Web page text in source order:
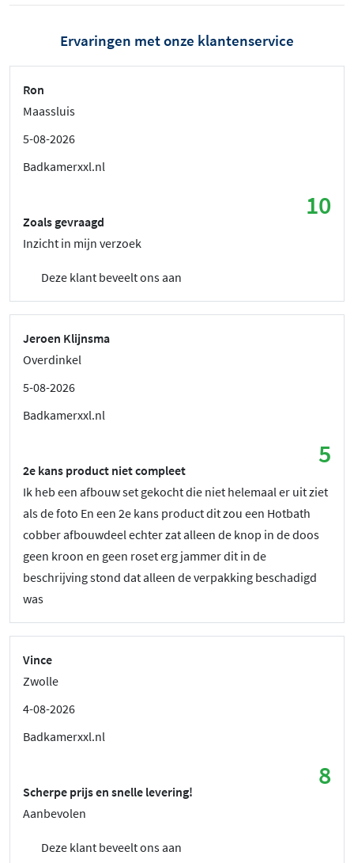
Ervaringen met onze klantenservice
Ron
Maassluis
5-08-2026
Badkamerxxl.nl
10
Zoals gevraagd
Inzicht in mijn verzoek
Deze klant beveelt ons aan
Jeroen Klijnsma
Overdinkel
5-08-2026
Badkamerxxl.nl
5
2e kans product niet compleet
Ik heb een afbouw set gekocht die niet helemaal er uit ziet
als de foto En een 2e kans product dit zou een Hotbath
cobber afbouwdeel echter zat alleen de knop in de doos
geen kroon en geen roset erg jammer dit in de
beschrijving stond dat alleen de verpakking beschadigd
was
Vince
Zwolle
4-08-2026
Badkamerxxl.nl
8
Scherpe prijs en snelle levering!
Aanbevolen
Deze klant beveelt ons aan